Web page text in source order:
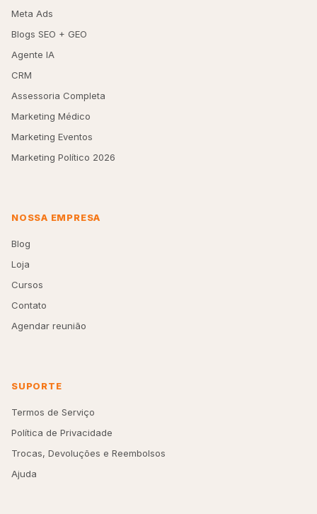
Meta Ads
Blogs SEO + GEO
Agente IA
CRM
Assessoria Completa
Marketing Médico
Marketing Eventos
Marketing Político 2026
NOSSA EMPRESA
Blog
Loja
Cursos
Contato
Agendar reunião
SUPORTE
Termos de Serviço
Política de Privacidade
Trocas, Devoluções e Reembolsos
Ajuda